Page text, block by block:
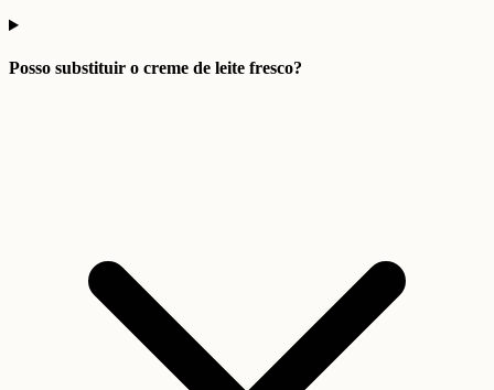
Posso substituir o creme de leite fresco?